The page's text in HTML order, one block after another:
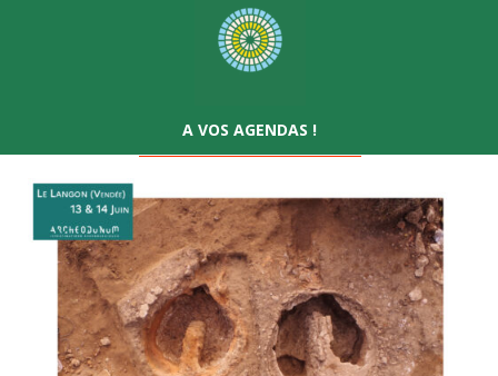
A VOS AGENDAS !